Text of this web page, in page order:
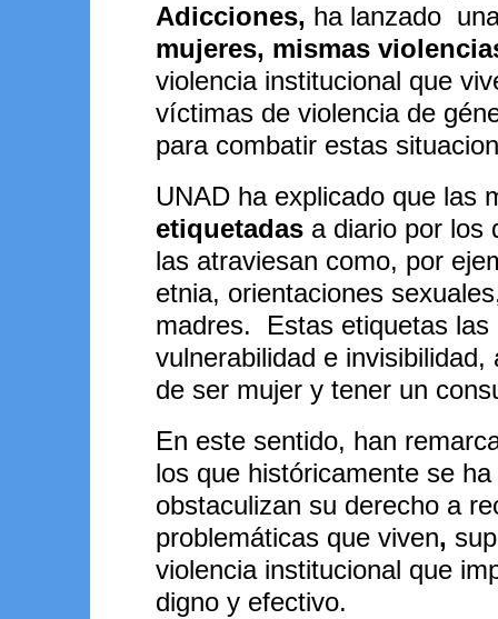
Adicciones, ha lanzado
mujeres, mismas
violencia institucional que
víctimas de violencia de
para combatir estas
UNAD ha explicado que las
etiquetadas a diario por los
las atraviesan como, por
etnia, orientaciones
madres. Estas etiquetas las
vulnerabilidad e
de ser mujer y tener un
En este sentido, han
los que históricamente se
obstaculizan su derecho a
problemáticas que viven,
violencia institucional que
digno y efectivo.